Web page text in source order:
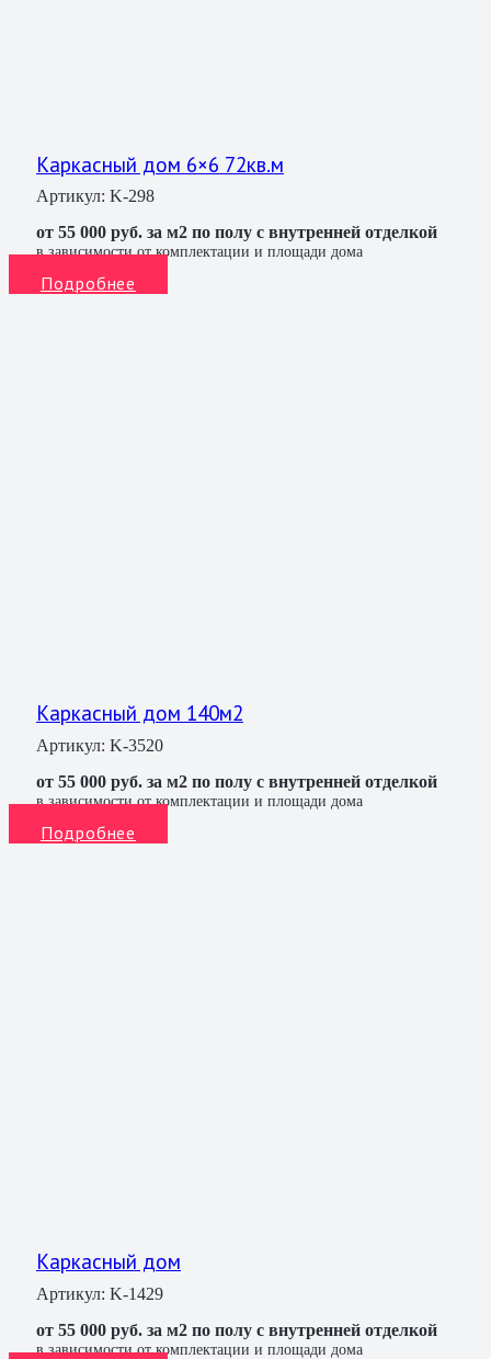
Каркасный дом 6×6 72кв.м
Артикул: K-298
от 55 000 руб. за м2 по полу с внутренней отделкой
в зависимости от комплектации и площади дома
Подробнее
Каркасный дом 140м2
Артикул: K-3520
от 55 000 руб. за м2 по полу с внутренней отделкой
в зависимости от комплектации и площади дома
Подробнее
Каркасный дом
Артикул: K-1429
от 55 000 руб. за м2 по полу с внутренней отделкой
в зависимости от комплектации и площади дома